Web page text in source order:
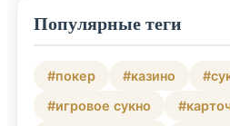
Популярные теги
#покер #казино
#игровое сукно